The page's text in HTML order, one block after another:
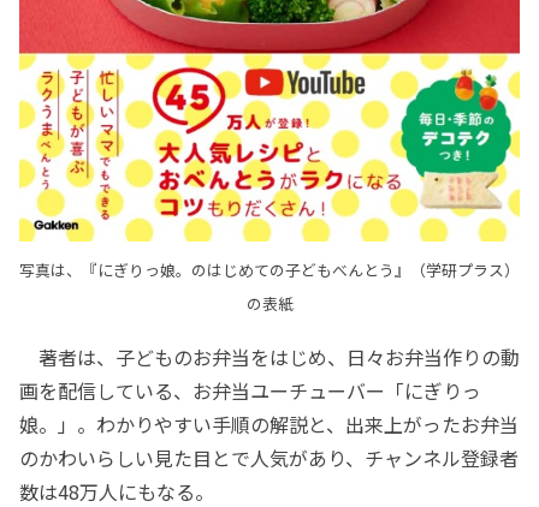
写真は、『にぎりっ娘。のはじめての子どもべんとう』（学研プラス）
の表紙
著者は、子どものお弁当をはじめ、日々お弁当作りの動
画を配信している、お弁当ユーチューバー「にぎりっ
娘。」。わかりやすい手順の解説と、出来上がったお弁当
のかわいらしい見た目とで人気があり、チャンネル登録者
数は48万人にもなる。